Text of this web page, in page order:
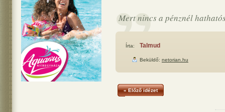
Mert nincs a pénznél
Írta: Talmud
Beküldő: netorian.hu
« Előző idézet